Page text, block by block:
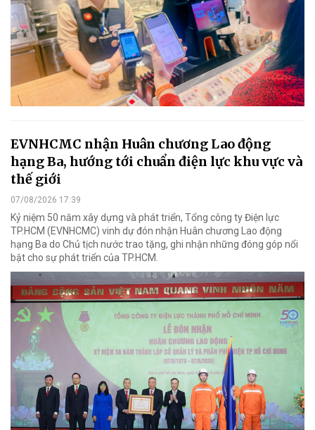
EVNHCMC nhận Huân chương Lao động
hạng Ba, hướng tới chuẩn điện lực khu vực và
thế giới
07/08/2026 17:39
Kỷ niệm 50 năm xây dựng và phát triển, Tổng công ty Điện lực
TP.HCM (EVNHCMC) vinh dự đón nhận Huân chương Lao động
hạng Ba do Chủ tịch nước trao tặng, ghi nhận những đóng góp nổi
bật cho sự phát triển của TP.HCM.